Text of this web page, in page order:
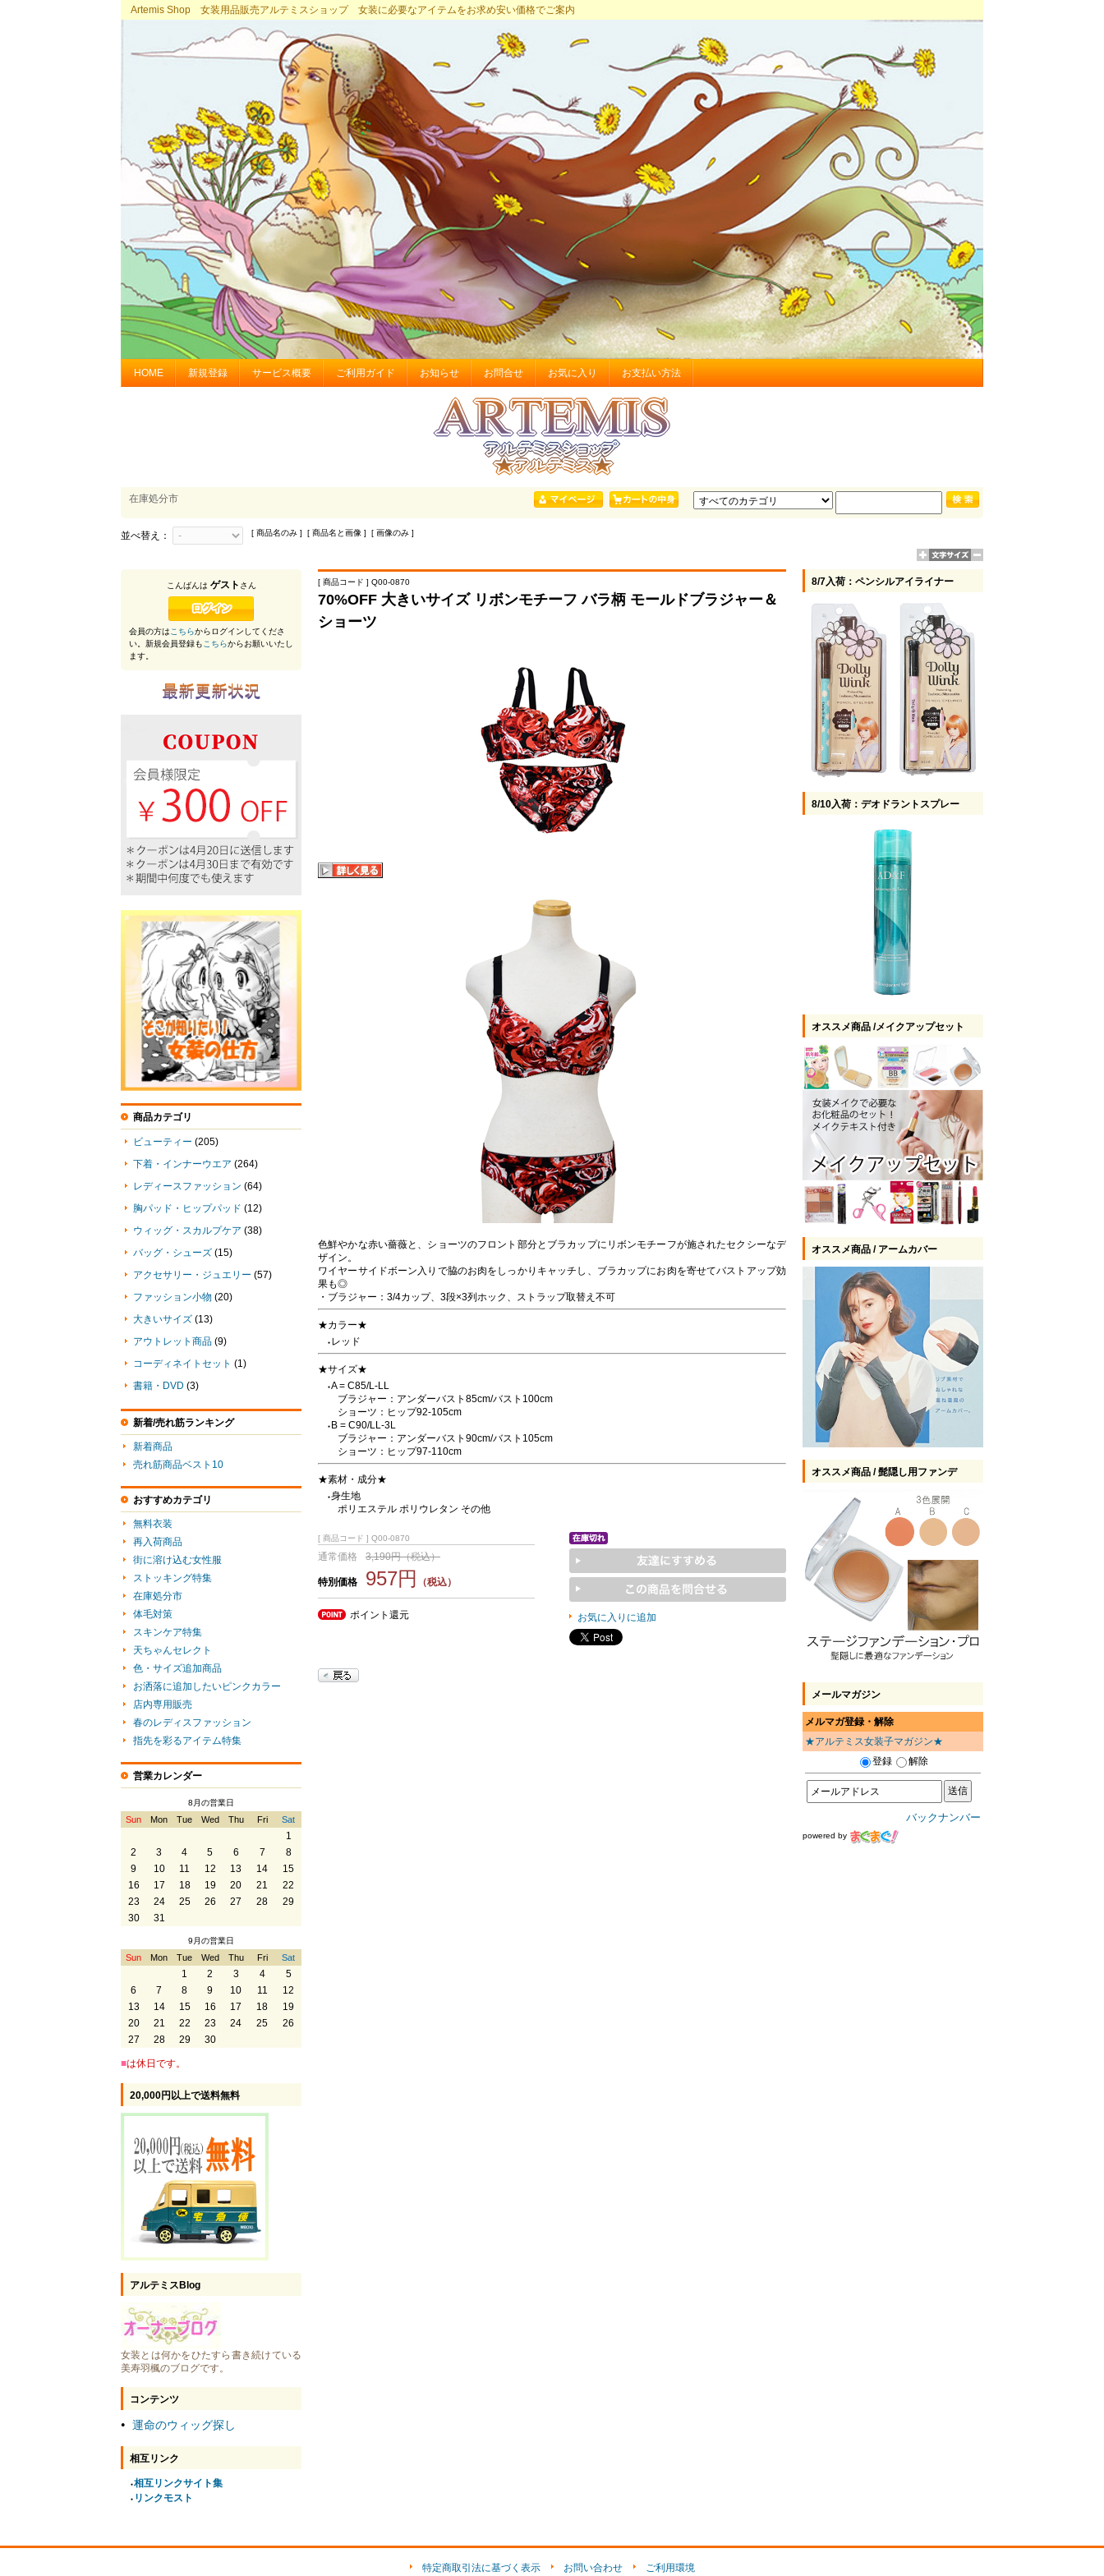
Artemis Shop 女装用品販売アルテミスショップ 女装に必要なアイテムをお求め安い価格でご案内
HOME 新規登録 サービス概要 ご利用ガイド お知らせ お問合せ お気に入り お支払い方法
在庫処分市
並べ替え： [ 商品名のみ ] [ 商品名と画像 ] [ 画像のみ ]
[ 商品コード ] Q00-0870
70%OFF 大きいサイズ リボンモチーフ バラ柄 モールドブラジャー＆
ショーツ
色鮮やかな赤い薔薇と、ショーツのフロント部分とブラカップにリボンモチーフが施されたセクシーなデ
ザイン。
ワイヤーサイドボーン入りで脇のお肉をしっかりキャッチし、ブラカップにお肉を寄せてバストアップ効
果も◎
・ブラジャー：3/4カップ、3段×3列ホック、ストラップ取替え不可
★カラー★
● レッド
★サイズ★
●A = C85/L-LL
ブラジャー：アンダーバスト85cm/バスト100cm
ショーツ：ヒップ92-105cm
● B = C90/LL-3L
ブラジャー：アンダーバスト90cm/バスト105cm
ショーツ：ヒップ97-110cm
★素材・成分★
●身生地
ポリエステル ポリウレタン その他
[ 商品コード ] Q00-0870
通常価格 3,190円（税込）
特別価格 957円 （税込）
ポイント還元 お気に入りに追加
こんばんは ゲスト さん
会員の方はこちらからログインしてくださ
い。新規会員登録もこちらからお願いいたし
ます。
商品カテゴリ
ビューティー (205)
下着・インナーウエア (264)
レディースファッション (64)
胸パッド・ヒップパッド (12)
ウィッグ・スカルプケア (38)
バッグ・シューズ (15)
アクセサリー・ジュエリー (57)
ファッション小物 (20)
大きいサイズ (13)
アウトレット商品 (9)
コーディネイトセット (1)
書籍・DVD (3)
新着/売れ筋ランキング
新着商品
売れ筋商品ベスト10
おすすめカテゴリ
無料衣装
再入荷商品
街に溶け込む女性服
ストッキング特集
在庫処分市
体毛対策
スキンケア特集
天ちゃんセレクト
色・サイズ追加商品
お洒落に追加したいピンクカラー
店内専用販売
春のレディスファッション
指先を彩るアイテム特集
営業カレンダー
8月の営業日
Sun Mon Tue Wed Thu Fri Sat
1
2
3 4 5 6 7
8
9
10 11 12 13 14
15
16
17 18 19 20 21
22
23
24 25 26 27 28
29
30
31
9月の営業日
Sun Mon Tue Wed Thu Fri Sat
1 2 3 4
5
6
7 8 9 10 11
12
13
14 15 16 17 18
19
20
21 22 23 24 25
26
27
28 29 30
■は休日です。
20,000円以上で送料無料
アルテミスBlog
女装とは何かをひたすら書き続けている
美寿羽楓のブログです。
コンテンツ
● 運命のウィッグ探し
相互リンク
●相互リンクサイト集
● リンクモスト
8/7入荷：ペンシルアイライナー
8/10入荷：デオドラントスプレー
オススメ商品 /メイクアップセット
オススメ商品 / アームカバー
オススメ商品 / 髭隠し用ファンデ
メールマガジン
メルマガ登録・解除
★アルテミス女装子マガジン★
登録
解除
バックナンバー
powered by
特定商取引法に基づく表示 お問い合わせ ご利用環境